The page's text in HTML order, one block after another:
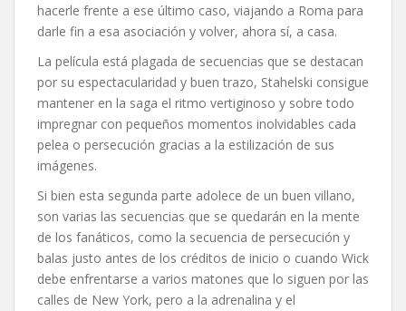
hacerle frente a ese último caso, viajando a Roma para
darle fin a esa asociación y volver, ahora sí, a casa.
La película está plagada de secuencias que se destacan
por su espectacularidad y buen trazo, Stahelski consigue
mantener en la saga el ritmo vertiginoso y sobre todo
impregnar con pequeños momentos inolvidables cada
pelea o persecución gracias a la estilización de sus
imágenes.
Si bien esta segunda parte adolece de un buen villano,
son varias las secuencias que se quedarán en la mente
de los fanáticos, como la secuencia de persecución y
balas justo antes de los créditos de inicio o cuando Wick
debe enfrentarse a varios matones que lo siguen por las
calles de New York, pero a la adrenalina y el